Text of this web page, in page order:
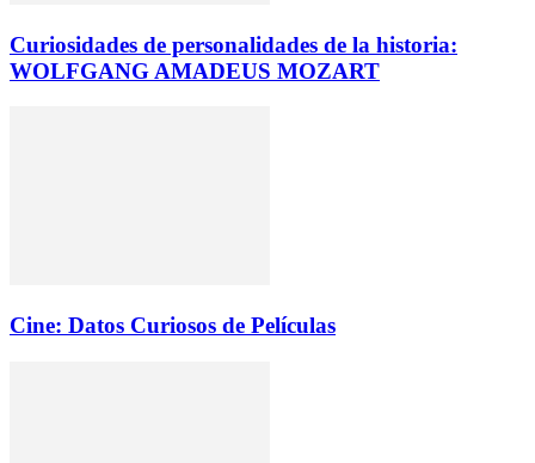
Curiosidades de personalidades de la historia:
WOLFGANG AMADEUS MOZART
Cine: Datos Curiosos de Películas